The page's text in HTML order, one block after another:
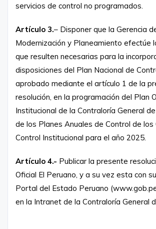
servicios de control no programados.
Artículo 3.– Disponer que la Gerencia
Modernización y Planeamiento efectúe
que resulten necesarias para la
disposiciones del Plan Nacional de
aprobado mediante el artículo 1 de la
resolución, en la programación del Plan
Institucional de la Contraloría General
de los Planes Anuales de Control de los
Control Institucional para el año 2025.
Artículo 4.- Publicar la presente
Oficial El Peruano, y a su vez esta con
Portal del Estado Peruano
en la Intranet de la Contraloría General